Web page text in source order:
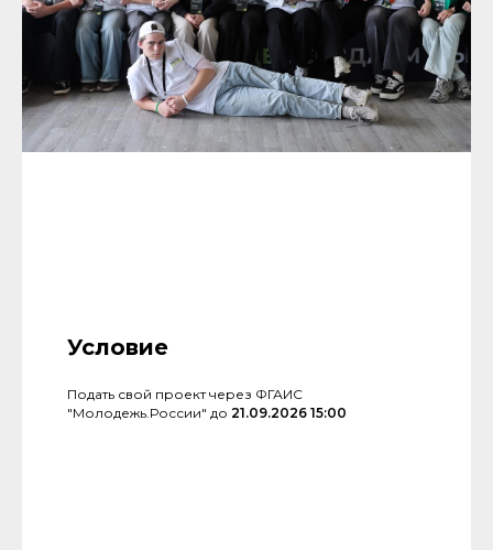
Условие
Подать свой проект через ФГАИС
"Молодежь.России" до 21.09.2026 15:00